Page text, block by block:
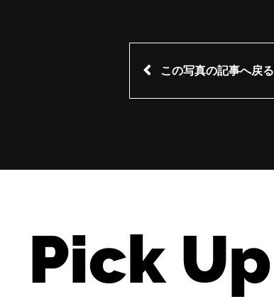
この写真の記事へ戻る
Pick Up